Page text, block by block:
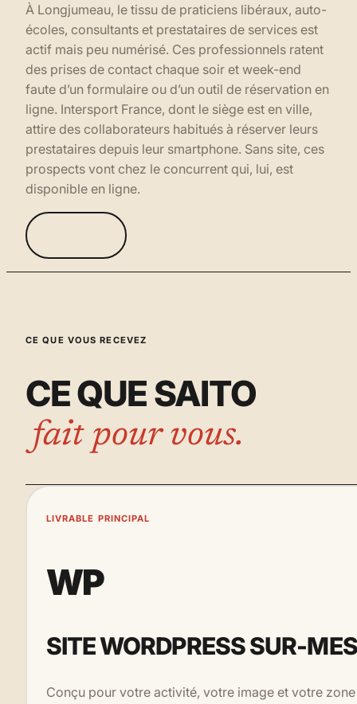
À Longjumeau, le tissu de praticiens libéraux, auto-
écoles, consultants et prestataires de services est
actif mais peu numérisé. Ces professionnels ratent
des prises de contact chaque soir et week-end
faute d’un formulaire ou d’un outil de réservation en
ligne. Intersport France, dont le siège est en ville,
attire des collaborateurs habitués à réserver leurs
prestataires depuis leur smartphone. Sans site, ces
prospects vont chez le concurrent qui, lui, est
disponible en ligne.
CE QUE VOUS RECEVEZ
CE QUE SAITO
fait pour vous.
LIVRABLE PRINCIPAL
WP
SITE WORDPRESS SUR-
Conçu pour votre activité, votre image et votre